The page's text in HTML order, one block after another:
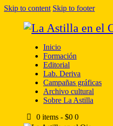
Skip to content Skip to footer
Inicio
Formación
Editorial
Lab. Deriva
Campañas gráficas
Archivo cultural
Sobre La Astilla
0 items -$0 0